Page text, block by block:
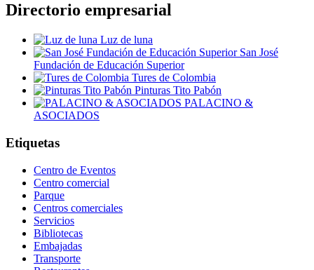
Directorio empresarial
Luz de luna
San José
Fundación de Educación Superior
Tures de Colombia
Pinturas Tito Pabón
PALACINO &
ASOCIADOS
Etiquetas
Centro de Eventos
Centro comercial
Parque
Centros comerciales
Servicios
Bibliotecas
Embajadas
Transporte